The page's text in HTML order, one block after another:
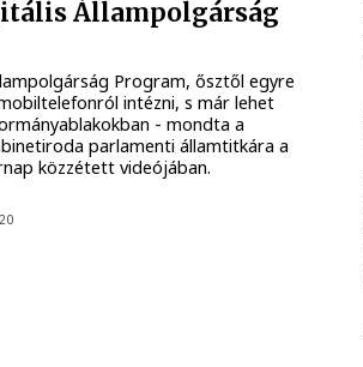
Állampolgárság
Program, ősztől egyre
intézni, s már lehet
- mondta a
parlamenti államtitkára a
közzétett videójában.